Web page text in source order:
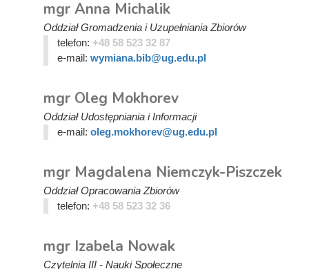
mgr Anna Michalik
Oddział Gromadzenia i Uzupełniania Zbiorów
telefon: +48 58 523 32 87
e-mail: wymiana.bib@ug.edu.pl
mgr Oleg Mokhorev
Oddział Udostępniania i Informacji
e-mail: oleg.mokhorev@ug.edu.pl
mgr Magdalena Niemczyk-Piszczek
Oddział Opracowania Zbiorów
telefon: +48 58 523 32 36
mgr Izabela Nowak
Czytelnia III - Nauki Społeczne